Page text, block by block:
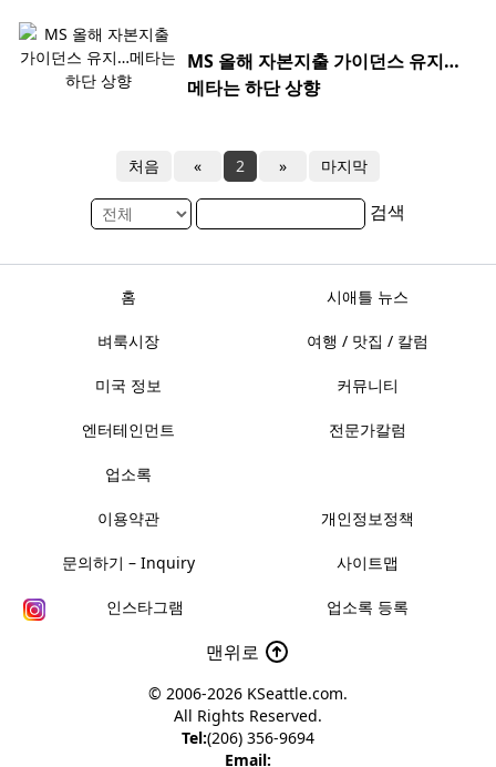
MS 올해 자본지출 가이던스 유지…
메타는 하단 상향
처음 « 2 » 마지막
검색
홈 시애틀 뉴스
벼룩시장 여행 / 맛집 / 칼럼
미국 정보 커뮤니티
엔터테인먼트 전문가칼럼
업소록
이용약관 개인정보정책
문의하기 – Inquiry 사이트맵
인스타그램 업소록 등록
맨위로
© 2006-2026 KSeattle.com.
All Rights Reserved.
Tel:(206) 356-9694
Email: